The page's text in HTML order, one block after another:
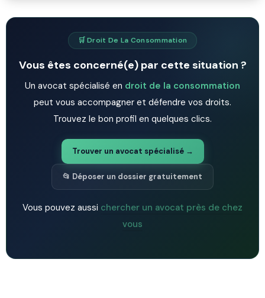
🛒 Droit De La Consommation
Vous êtes concerné(e) par cette situation ?
Un avocat spécialisé en droit de la consommation
peut vous accompagner et défendre vos droits.
Trouvez le bon profil en quelques clics.
Trouver un avocat spécialisé →
📂 Déposer un dossier gratuitement
Vous pouvez aussi chercher un avocat près de chez
vous